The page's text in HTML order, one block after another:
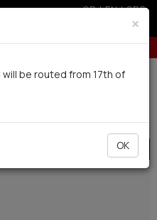
GR|EN|SRB
season) Up to 3
days via UPS
SALE
×
be routed from 17th of
OK